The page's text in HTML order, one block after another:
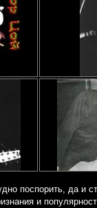
поспорить, да и
и